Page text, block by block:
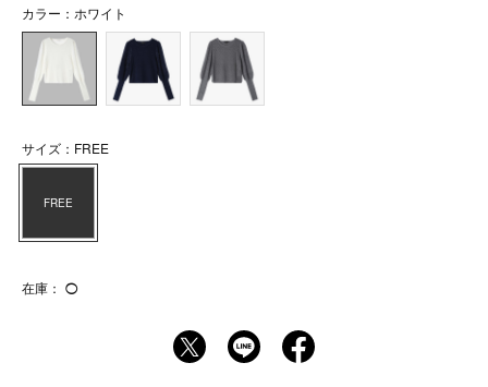
カラー：ホワイト
サイズ：FREE
FREE
在庫： ◯